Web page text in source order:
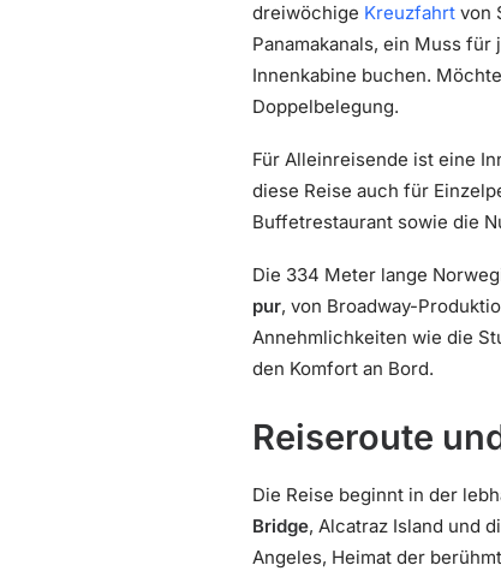
dreiwöchige Kreuzfahrt von
Panamakanals, ein Muss
Innenkabine buchen.
Doppelbelegung.
Für Alleinreisende ist eine
diese Reise auch für
Buffetrestaurant sowie die
Die 334 Meter lange
pur, von Broadway-
Annehmlichkeiten wie die
den Komfort an Bord.
Reiseroute
Die Reise beginnt in der
Bridge, Alcatraz Island und
Angeles, Heimat der